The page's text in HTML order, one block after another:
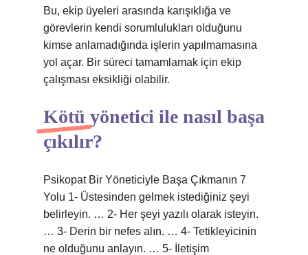
Bu, ekip üyeleri arasında karışıklığa ve
görevlerin kendi sorumlulukları olduğunu
kimse anlamadığında işlerin yapılmamasına
yol açar. Bir süreci tamamlamak için ekip
çalışması eksikliği olabilir.
Kötü yönetici ile nasıl başa
çıkılır?
Psikopat Bir Yöneticiyle Başa Çıkmanın 7
Yolu 1- Üstesinden gelmek istediğiniz şeyi
belirleyin. … 2- Her şeyi yazılı olarak isteyin.
… 3- Derin bir nefes alın. … 4- Tetikleyicinin
ne olduğunu anlayın. … 5- İletişim